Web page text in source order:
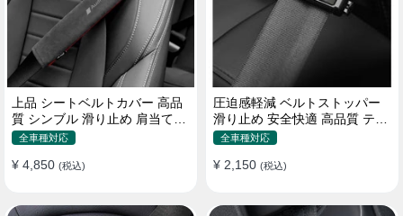
上品 シートベルトカバー 高品
質 シンブル 滑り止め 肩当てパ
ッド 圧迫感軽減
全車種対応
¥ 4,850 (税込)
圧迫感軽減 ベルトストッパー
滑り止め 安全快適 高品質 テー
プクリップ 快適 2個セット
全車種対応
¥ 2,150 (税込)